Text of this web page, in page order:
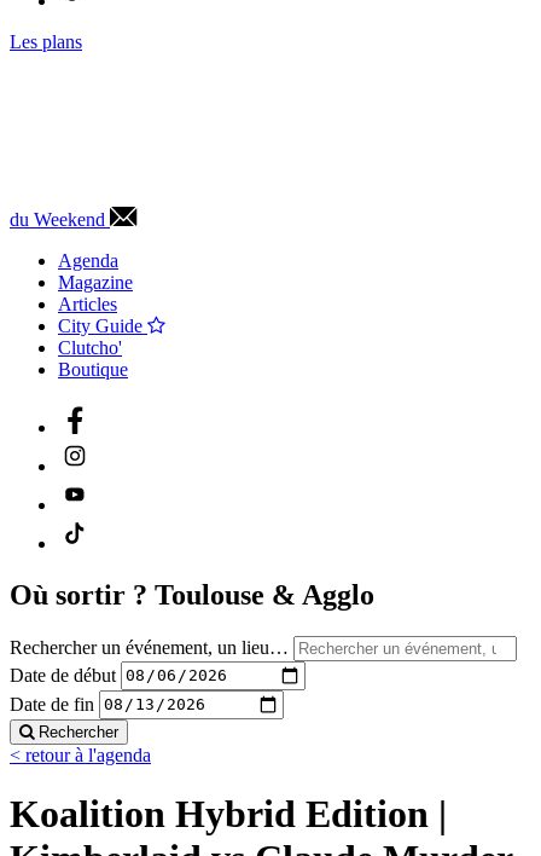
Les plans
du Weekend
Agenda
Magazine
Articles
City Guide
Clutcho'
Boutique
Où sortir ? Toulouse & Agglo
Rechercher un événement, un lieu…
Date de début
Date de fin
Rechercher
< retour à l'agenda
Koalition Hybrid Edition |